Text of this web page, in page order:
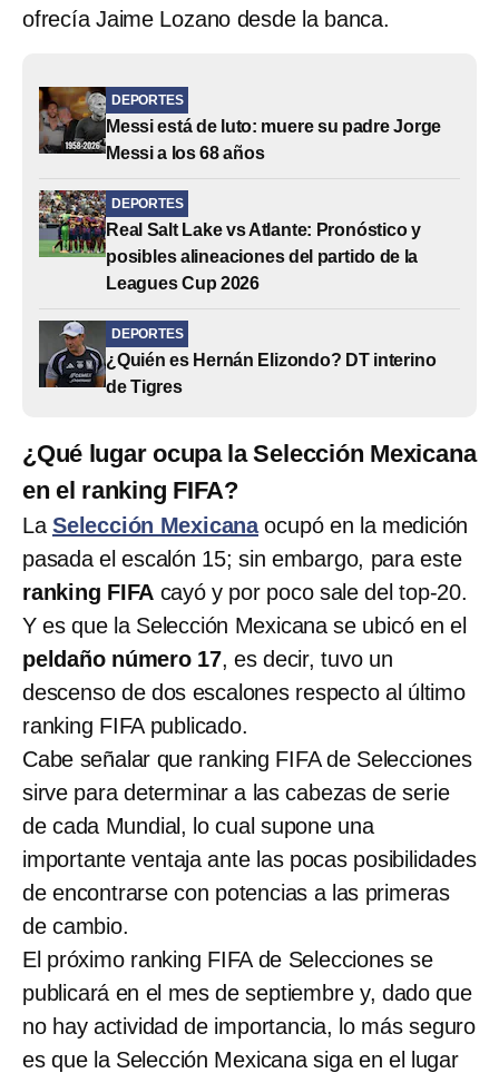
ofrecía Jaime Lozano desde la banca.
DEPORTES
Messi está de luto: muere su padre Jorge
Messi a los 68 años
DEPORTES
Real Salt Lake vs Atlante: Pronóstico y
posibles alineaciones del partido de la
Leagues Cup 2026
DEPORTES
¿Quién es Hernán Elizondo? DT interino
de Tigres
¿Qué lugar ocupa la Selección Mexicana
en el ranking FIFA?
La Selección Mexicanaocupó en la medición
pasada el escalón 15; sin embargo, para este
ranking FIFA cayó y por poco sale del top-20.
Y es que la Selección Mexicana se ubicó en el
peldaño número 17, es decir, tuvo un
descenso de dos escalones respecto al último
ranking FIFA publicado.
Cabe señalar que ranking FIFA de Selecciones
sirve para determinar a las cabezas de serie
de cada Mundial, lo cual supone una
importante ventaja ante las pocas posibilidades
de encontrarse con potencias a las primeras
de cambio.
El próximo ranking FIFA de Selecciones se
publicará en el mes de septiembre y, dado que
no hay actividad de importancia, lo más seguro
es que la Selección Mexicana siga en el lugar